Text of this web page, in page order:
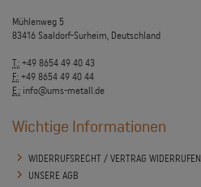
Mühlenweg 5
83416 Saaldorf-Surheim, Deutschland
T.: +49 8654 49 40 43
F.: +49 8654 49 40 44
E.: info@ums-metall.de
Wichtige Informationen
WIDERRUFSRECHT / VERTRAG WIDERRUFEN
UNSERE AGB